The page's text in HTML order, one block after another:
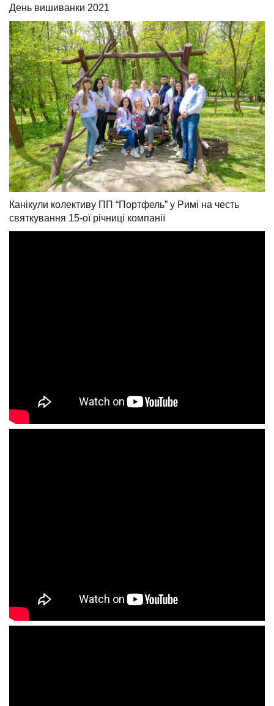
День вишиванки 2021
Канікули колективу ПП “Портфель” у Римі на честь
святкування 15-ої річниці компанії